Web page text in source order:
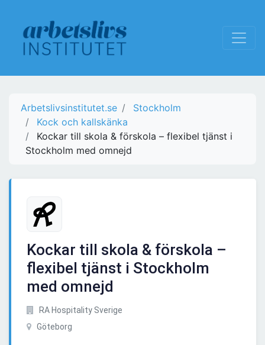
Arbetslivsinstitutet.se
Stockholm
Kock och kallskänka
Kockar till skola & förskola – flexibel tjänst i
Stockholm med omnejd
Kockar till skola & förskola –
flexibel tjänst i Stockholm
med omnejd
RA Hospitality Sverige
Göteborg